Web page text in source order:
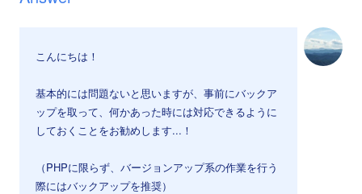
こんにちは！
基本的には問題ないと思いますが、事前にバックア
ップを取って、何かあった時には対応できるように
しておくことをお勧めします...！
（PHPに限らず、バージョンアップ系の作業を行う
際にはバックアップを推奨）